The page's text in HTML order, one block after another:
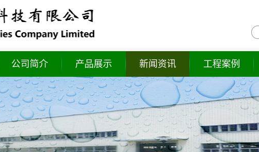
公司简介 产品展示 新闻资讯 工程案例